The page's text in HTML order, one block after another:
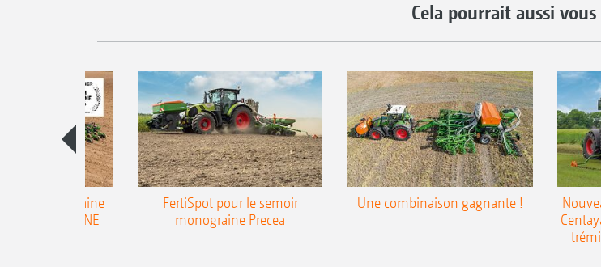
Cela pourrait aussi
monograine
TCC AMAZONE
FertiSpot pour le semoir
monograine Precea
Une combinaison gagnante !